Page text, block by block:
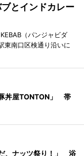
とインドカレー
（パンジャビダ
東南口区検通り沿いに
丼屋TONTON」 帯
、ナッツ祭り！」 浴